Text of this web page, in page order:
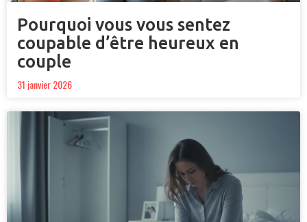
Pourquoi vous vous sentez
coupable d’être heureux en
couple
31 janvier 2026